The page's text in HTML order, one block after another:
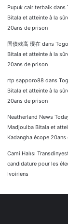
Pupuk cair terbaik dans
Bitala et atteinte à la
20ans de prison
国債残高 現在 dans
Bitala et atteinte à la
20ans de prison
rtp sapporo88 dans
Bitala et atteinte à la
20ans de prison
Neatherland News
Madjoulba Bitala et
Kadangha écope
Cami Halısı
candidature pour les
Ivoiriens